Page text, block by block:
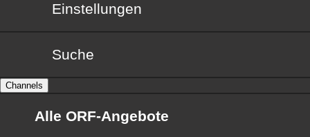
Einstellungen
Suche
Channels
Alle ORF-Angebote